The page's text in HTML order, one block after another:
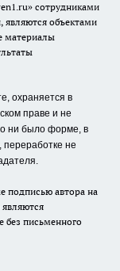
сотрудниками
объектами
материалы
охраняется в
праве и не
ни было форме, в
не
подписью автора на
без письменного